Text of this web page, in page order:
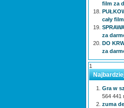
film za
cały
za
DO
za
1
Gra w
564 441
zuma